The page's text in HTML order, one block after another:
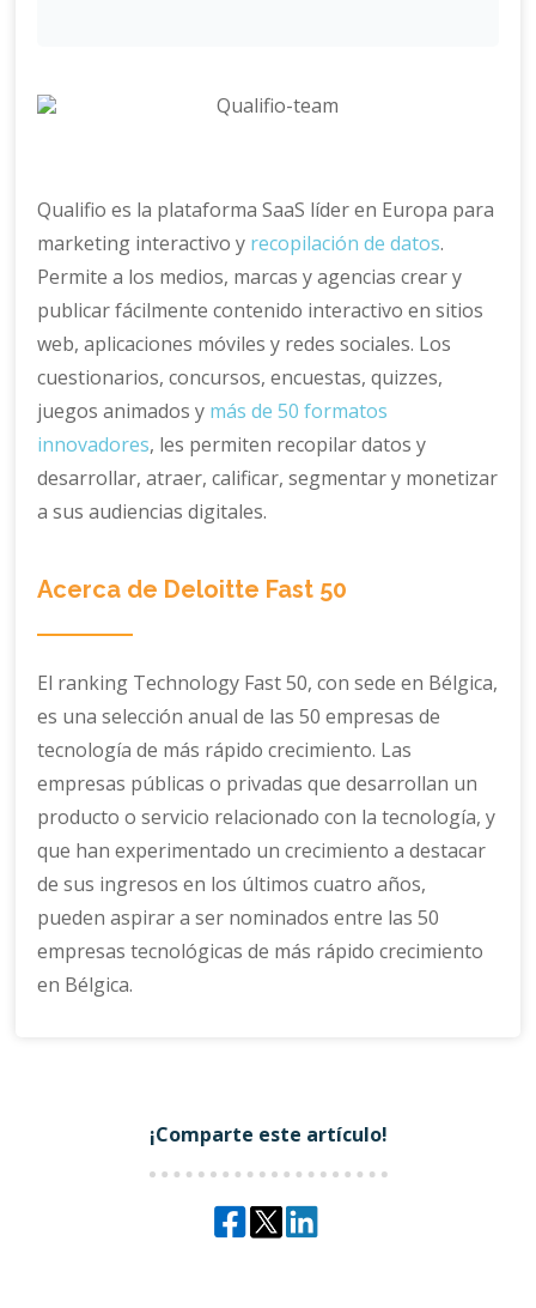
Qualifio es la plataforma SaaS líder en Europa para
marketing interactivo y recopilación de datos.
Permite a los medios, marcas y agencias crear y
publicar fácilmente contenido interactivo en sitios
web, aplicaciones móviles y redes sociales. Los
cuestionarios, concursos, encuestas, quizzes,
juegos animados y más de 50 formatos
innovadores, les permiten recopilar datos y
desarrollar, atraer, calificar, segmentar y monetizar
a sus audiencias digitales.
Acerca de Deloitte Fast 50
El ranking Technology Fast 50, con sede en Bélgica,
es una selección anual de las 50 empresas de
tecnología de más rápido crecimiento. Las
empresas públicas o privadas que desarrollan un
producto o servicio relacionado con la tecnología, y
que han experimentado un crecimiento a destacar
de sus ingresos en los últimos cuatro años,
pueden aspirar a ser nominados entre las 50
empresas tecnológicas de más rápido crecimiento
en Bélgica.
¡Comparte este artículo!